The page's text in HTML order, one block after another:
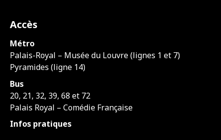
Accès
Métro
Palais-Royal – Musée du Louvre (lignes 1 et 7)
Pyramides (ligne 14)
Bus
20, 21, 32, 39, 68 et 72
Palais Royal – Comédie Française
Infos pratiques